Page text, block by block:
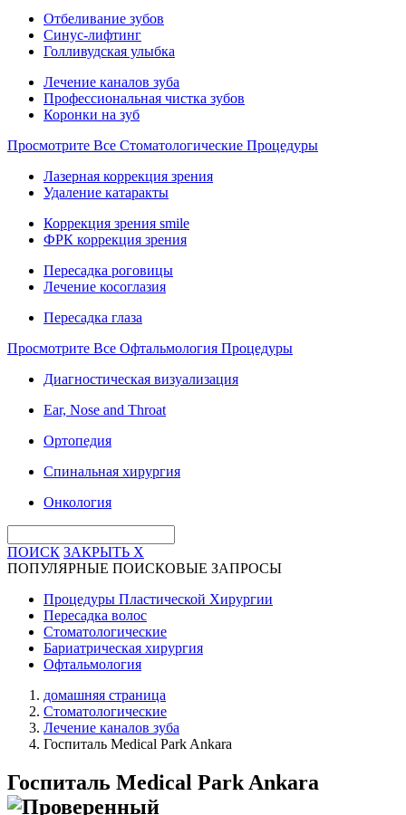
Отбеливание зубов
Синус-лифтинг
Голливудская улыбка
Лечение каналов зуба
Профессиональная чистка зубов
Коронки на зуб
Просмотрите Все Стоматологические Процедуры
Лазерная коррекция зрения
Удаление катаракты
Коррекция зрения smile
ФРК коррекция зрения
Пересадка роговицы
Лечение косоглазия
Пересадка глаза
Просмотрите Все Офтальмология Процедуры
Диагностическая визуализация
Ear, Nose and Throat
Ортопедия
Спинальная хирургия
Онкология
ПОИСК ЗАКРЫТЬ X
ПОПУЛЯРНЫЕ ПОИСКОВЫЕ ЗАПРОСЫ
Процедуры Пластической Хирургии
Пересадка волос
Стоматологические
Бариатрическая хирургия
Офтальмология
домашняя страница
Стоматологические
Лечение каналов зуба
Госпиталь Medical Park Ankara
Госпиталь Medical Park Ankara